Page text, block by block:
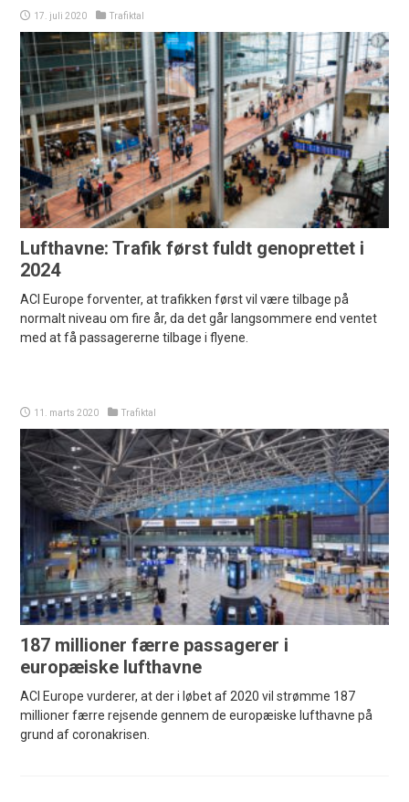
17. juli 2020 Trafiktal
Lufthavne: Trafik først fuldt genoprettet i
2024
ACI Europe forventer, at trafikken først vil være tilbage på
normalt niveau om fire år, da det går langsommere end ventet
med at få passagererne tilbage i flyene.
11. marts 2020 Trafiktal
187 millioner færre passagerer i
europæiske lufthavne
ACI Europe vurderer, at der i løbet af 2020 vil strømme 187
millioner færre rejsende gennem de europæiske lufthavne på
grund af coronakrisen.